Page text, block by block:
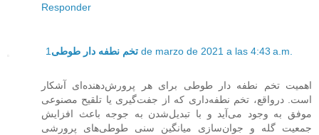
Responder
تخم نطفه دار طوطی 1 de marzo de 2021 a las 4:43 a.m.
اهمیت تخم نطفه دار طوطی برای هر پرورش‌دهنده‌ای آشکار
است. درواقع، تخم نطفه‌داری که از جفت‌گیری یا تلقیح مصنوعی
موفق به وجود می‌آید و با تبدیل‌شدن به جوجه باعث افزایش
جمعیت گله و جوان‌سازی میانگین سنی طوطی‌های پرورشی